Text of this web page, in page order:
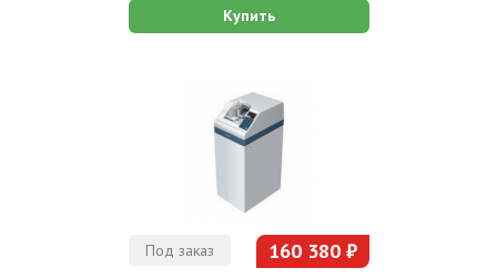
Купить
Под заказ 160 380 ₽